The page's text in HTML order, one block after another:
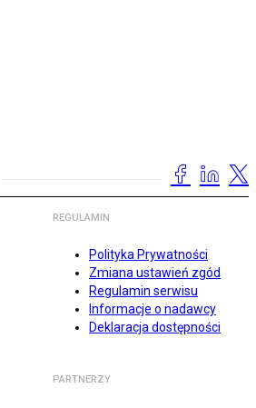
REGULAMIN
Polityka Prywatności
Zmiana ustawień zgód
Regulamin serwisu
Informacje o nadawcy
Deklaracja dostępności
PARTNERZY